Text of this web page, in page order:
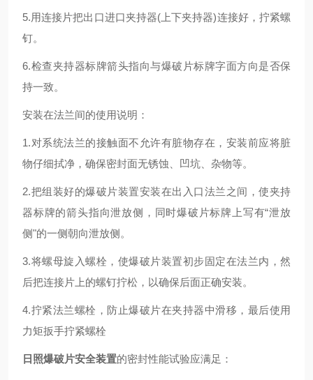
5.用连接片把出口进口夹持器(上下夹持器)连接好，拧紧螺
钉。
6.检查夹持器标牌箭头指向与爆破片标牌字面方向是否保
持一致。
安装在法兰间的使用说明：
1.对系统法兰的接触面不允许有脏物存在，安装前应将脏
物仔细拭净，确保密封面无锈蚀、凹坑、杂物等。
2.把组装好的爆破片装置安装在出入口法兰之间，使夹持
器标牌的箭头指向泄放侧，同时爆破片标牌上写有“泄放
侧"的一侧朝向泄放侧。
3.将螺母旋入螺栓，使爆破片装置初步固定在法兰内，然
后把连接片上的螺钉拧松，以确保后面正确安装。
4.拧紧法兰螺栓，防止爆破片在夹持器中滑移，最后使用
力矩扳手拧紧螺栓
日照爆破片安全装置的密封性能试验应满足：